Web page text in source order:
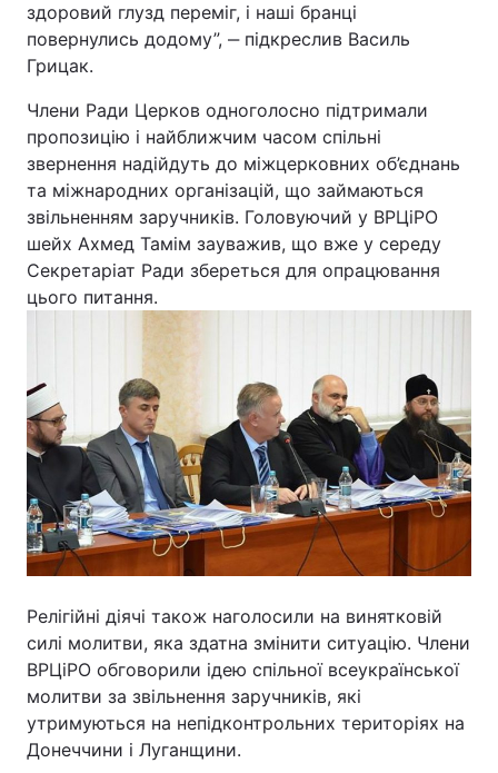
ПОСЛУГИ
Реклама на сайті Фотобанк
Моніторинг Пресцентр
здоровий глузд переміг, і наші бранці
повернулись додому”, ‒ підкреслив Василь
Грицак.
Члени Ради Церков одноголосно підтримали
пропозицію і найближчим часом спільні
звернення надійдуть до міжцерковних об’єднань
та міжнародних організацій, що займаються
звільненням заручників. Головуючий у ВРЦіРО
шейх Ахмед Тамім зауважив, що вже у середу
Секретаріат Ради збереться для опрацювання
цього питання.
Релігійні діячі також наголосили на винятковій
силі молитви, яка здатна змінити ситуацію. Члени
ВРЦіРО обговорили ідею спільної всеукраїнської
молитви за звільнення заручників, які
утримуються на непідконтрольних територіях на
Донеччини і Луганщини.